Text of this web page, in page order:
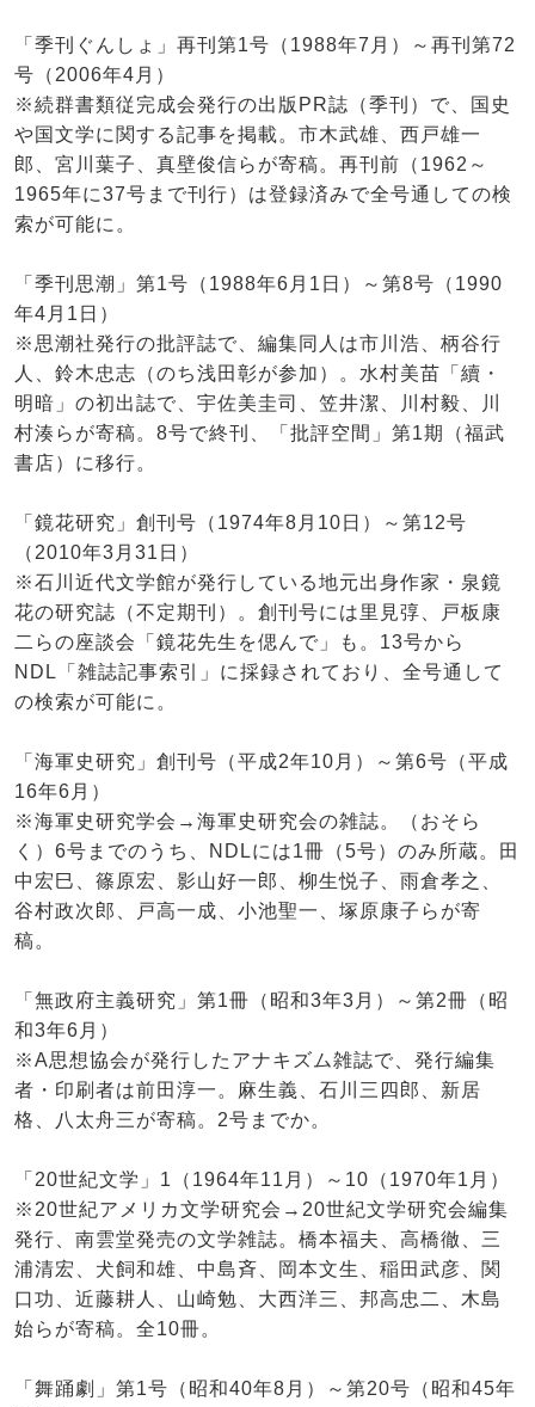
「季刊ぐんしょ」再刊第1号（1988年7月）～再刊第72
号（2006年4月）
※続群書類従完成会発行の出版PR誌（季刊）で、国史
や国文学に関する記事を掲載。市木武雄、西戸雄一
郎、宮川葉子、真壁俊信らが寄稿。再刊前（1962～
1965年に37号まで刊行）は登録済みで全号通しての検
索が可能に。
「季刊思潮」第1号（1988年6月1日）～第8号（1990
年4月1日）
※思潮社発行の批評誌で、編集同人は市川浩、柄谷行
人、鈴木忠志（のち浅田彰が参加）。水村美苗「續・
明暗」の初出誌で、宇佐美圭司、笠井潔、川村毅、川
村湊らが寄稿。8号で終刊、「批評空間」第1期（福武
書店）に移行。
「鏡花研究」創刊号（1974年8月10日）～第12号
（2010年3月31日）
※石川近代文学館が発行している地元出身作家・泉鏡
花の研究誌（不定期刊）。創刊号には里見弴、戸板康
二らの座談会「鏡花先生を偲んで」も。13号から
NDL「雑誌記事索引」に採録されており、全号通して
の検索が可能に。
「海軍史研究」創刊号（平成2年10月）～第6号（平成
16年6月）
※海軍史研究学会→海軍史研究会の雑誌。（おそら
く）6号までのうち、NDLには1冊（5号）のみ所蔵。田
中宏巳、篠原宏、影山好一郎、柳生悦子、雨倉孝之、
谷村政次郎、戸高一成、小池聖一、塚原康子らが寄
稿。
「無政府主義研究」第1冊（昭和3年3月）～第2冊（昭
和3年6月）
※A思想協会が発行したアナキズム雑誌で、発行編集
者・印刷者は前田淳一。麻生義、石川三四郎、新居
格、八太舟三が寄稿。2号までか。
「20世紀文学」1（1964年11月）～10（1970年1月）
※20世紀アメリカ文学研究会→20世紀文学研究会編集
発行、南雲堂発売の文学雑誌。橋本福夫、高橋徹、三
浦清宏、犬飼和雄、中島斉、岡本文生、稲田武彦、関
口功、近藤耕人、山崎勉、大西洋三、邦高忠二、木島
始らが寄稿。全10冊。
「舞踊劇」第1号（昭和40年8月）～第20号（昭和45年